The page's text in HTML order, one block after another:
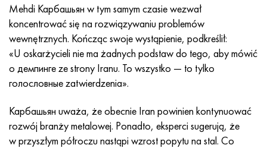
Mehdi Карбашьян w tym samym czasie wezwał
koncentrować się na rozwiązywaniu problemów
wewnętrznych. Kończąc swoje wystąpienie, podkreślił:
«U oskarżycieli nie ma żadnych podstaw do tego, aby mówić
o демпинге ze strony Iranu. To wszystko — to tylko
голословные zatwierdzenia».
Карбашьян uważa, że obecnie Iran powinien kontynuować
rozwój branży metalowej. Ponadto, eksperci sugerują, że
w przyszłym półroczu nastąpi wzrost popytu na stal. Co
Marażowanie 350
MP35N
MP159
Nikrofer 5923 HMO
Stop 52N
52K12F
56DGNH
79NM, Magnifer 7904
KhN68VMTYUK-vd
HN70VMTYU
HN73MBTYu
HN75MBTYu
3M
TL3
5B
NA 6
1.4548 - 17-4Ph®
1.4550 - AISI 347
1.4567 - AISI 304Cu
1.4574 - Stop PH 15-7 Mo®
15Х12Н2MVFAB
15X16K5N2MVFAB
15X16H2AM
18X12VMBFR
Brąz cynowo-ołowiowy
c92200, CuSn6Zn4Pb2
20HM, 24CrMo5, 20hm
25KhGM, 20CrMo5, 1.7264
30X, AISI 5130, 30 godz
30hgsa, 30hgsa
У10,1.1645, C105W1
11G12, 110G13L, X120Mn12